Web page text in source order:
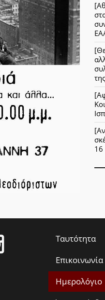
16
Ταυτότητα
Επικοινωνία
Ημερολόγιο